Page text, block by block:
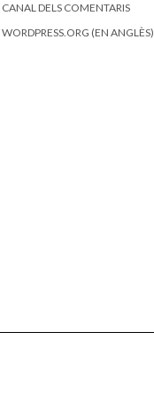
CANAL DELS COMENTARIS
WORDPRESS.ORG (EN ANGLÈS)